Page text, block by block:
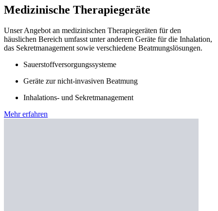
Medizinische Therapiegeräte
Unser Angebot an medizinischen Therapiegeräten für den
häuslichen Bereich umfasst unter anderem Geräte für die Inhalation,
das Sekretmanagement sowie verschiedene Beatmungslösungen.
Sauerstoffversorgungssysteme
Geräte zur nicht-invasiven Beatmung
Inhalations- und Sekretmanagement
Mehr erfahren